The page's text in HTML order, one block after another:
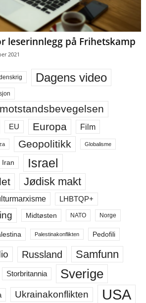
leserinnlegg på Frihetskamp
2021
Dagens video
EU Europa Film
Geopolitikk Globalisme
Iran Israel
Jødisk makt
LHBTQP+
Midtøsten NATO Norge
Palestinakonflikten Pedofili
Russland Samfunn
Storbritannia Sverige
Ukrainakonflikten USA